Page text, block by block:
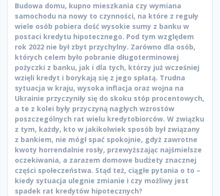
Budowa domu, kupno mieszkania czy wymiana
samochodu na nowy to czynności, na które z reguły
wiele osób pobiera dość wysokie sumy z banku w
postaci kredytu hipotecznego. Pod tym względem
rok 2022 nie był zbyt przychylny. Zarówno dla osób,
których celem było pobranie długoterminowej
pożyczki z banku, jak i dla tych, którzy już wcześniej
wzięli kredyt i borykają się z jego spłatą. Trudna
sytuacja w kraju, wysoka inflacja oraz wojna na
Ukrainie przyczyniły się do skoku stóp procentowych,
a te z kolei były przyczyną nagłych wzrostów
poszczególnych rat wielu kredytobiorców. W związku
z tym, każdy, kto w jakikolwiek sposób był związany
z bankiem, nie mógł spać spokojnie, gdyż zawrotne
kwoty horrendalnie rosły, przewyższając najśmielsze
oczekiwania, a zarazem domowe budżety znacznej
części społeczeństwa. Stąd też, ciągłe pytania o to –
kiedy sytuacja ulegnie zmianie i czy możliwy jest
spadek rat kredytów hipotecznych?